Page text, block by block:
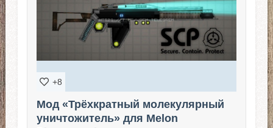
+8
Мод «Трёхкратный молекулярный
уничтожитель» для Melon